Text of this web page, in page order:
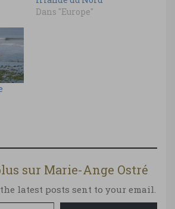
Dans "Europe"
sur Marie-Ange Ostré
latest posts sent to your email.